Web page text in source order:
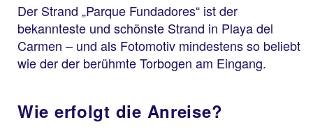
Der Strand „Parque Fundadores“ ist der
bekannteste und schönste Strand in Playa del
Carmen – und als Fotomotiv mindestens so beliebt
wie der der berühmte Torbogen am Eingang.
Wie erfolgt die Anreise?